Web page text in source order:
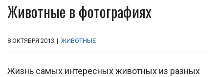
Животные в фотографиях
8 ОКТЯБРЯ 2013 | ЖИВОТНЫЕ
Жизнь самых интересных животных из разных